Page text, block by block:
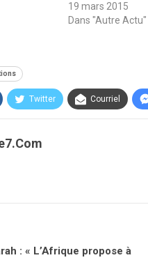
19 mars 2015
Dans "Autre Actu"
Twitter Courriel
: « L’Afrique propose à